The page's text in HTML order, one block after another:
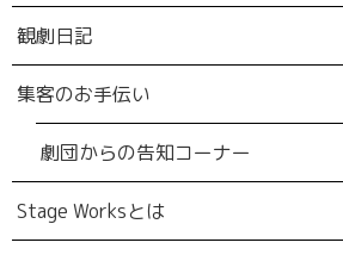
観劇日記
集客のお手伝い
劇団からの告知コーナー
Stage Worksとは